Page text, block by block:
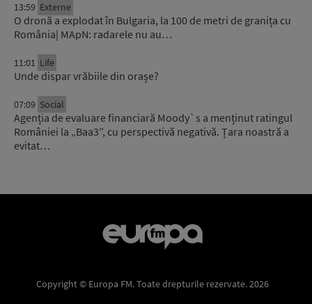
13:59 Externe
O dronă a explodat în Bulgaria, la 100 de metri de granița cu
România| MApN: radarele nu au…
11:01 Life
Unde dispar vrăbiile din orașe?
07:09 Social
Agenția de evaluare financiară Moody`s a menținut ratingul
României la „Baa3”, cu perspectivă negativă. Țara noastră a
evitat…
Copyright © Europa FM. Toate drepturile rezervate. 2026